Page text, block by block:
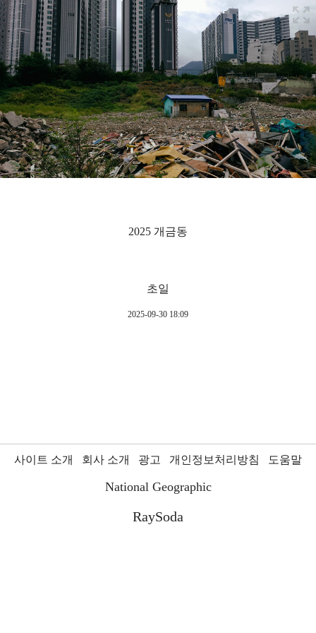
2025 개금동
초일
2025-09-30 18:09
사이트 소개 회사 소개 광고 개인정보처리방침 도움말
National Geographic
RaySoda